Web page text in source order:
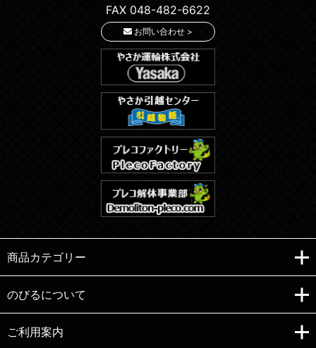
FAX 048-482-6622
お問い合わせ >
商品カテゴリー
のびるについて
ご利用案内